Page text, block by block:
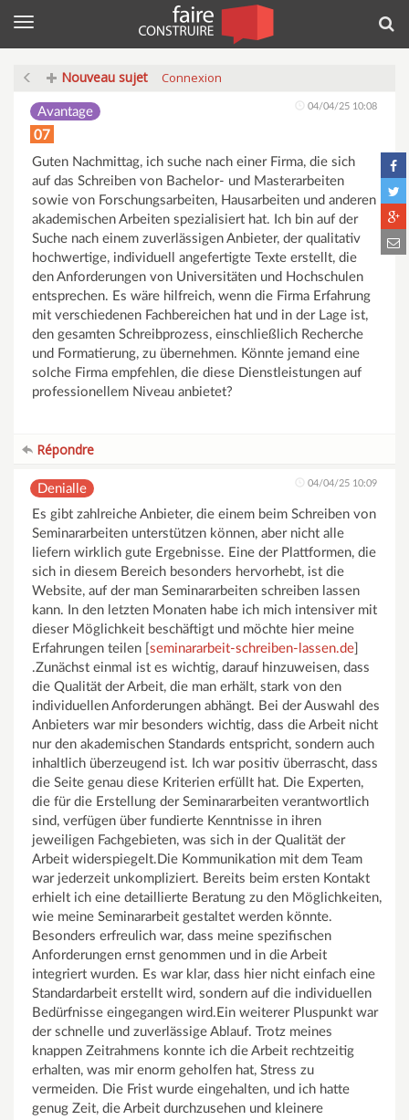
Menu
Nouveau sujet Connexion
Avantage 04/04/25 10:08
07
Guten Nachmittag, ich suche nach einer Firma, die sich
auf das Schreiben von Bachelor- und Masterarbeiten
sowie von Forschungsarbeiten, Hausarbeiten und anderen
akademischen Arbeiten spezialisiert hat. Ich bin auf der
Suche nach einem zuverlässigen Anbieter, der qualitativ
hochwertige, individuell angefertigte Texte erstellt, die
den Anforderungen von Universitäten und Hochschulen
entsprechen. Es wäre hilfreich, wenn die Firma Erfahrung
mit verschiedenen Fachbereichen hat und in der Lage ist,
den gesamten Schreibprozess, einschließlich Recherche
und Formatierung, zu übernehmen. Könnte jemand eine
solche Firma empfehlen, die diese Dienstleistungen auf
professionellem Niveau anbietet?
Répondre
Denialle 04/04/25 10:09
Es gibt zahlreiche Anbieter, die einem beim Schreiben von
Seminararbeiten unterstützen können, aber nicht alle
liefern wirklich gute Ergebnisse. Eine der Plattformen, die
sich in diesem Bereich besonders hervorhebt, ist die
Website, auf der man Seminararbeiten schreiben lassen
kann. In den letzten Monaten habe ich mich intensiver mit
dieser Möglichkeit beschäftigt und möchte hier meine
Erfahrungen teilen [ seminararbeit-schreiben-lassen.de
.Zunächst einmal ist es wichtig, darauf hinzuweisen, dass
die Qualität der Arbeit, die man erhält, stark von den
individuellen Anforderungen abhängt. Bei der Auswahl des
Anbieters war mir besonders wichtig, dass die Arbeit nicht
nur den akademischen Standards entspricht, sondern auch
inhaltlich überzeugend ist. Ich war positiv überrascht, dass
die Seite genau diese Kriterien erfüllt hat. Die Experten,
die für die Erstellung der Seminararbeiten verantwortlich
sind, verfügen über fundierte Kenntnisse in ihren
jeweiligen Fachgebieten, was sich in der Qualität der
Arbeit widerspiegelt.Die Kommunikation mit dem Team
war jederzeit unkompliziert. Bereits beim ersten Kontakt
erhielt ich eine detaillierte Beratung zu den Möglichkeiten,
wie meine Seminararbeit gestaltet werden könnte.
Besonders erfreulich war, dass meine spezifischen
Anforderungen ernst genommen und in die Arbeit
integriert wurden. Es war klar, dass hier nicht einfach eine
Standardarbeit erstellt wird, sondern auf die individuellen
Bedürfnisse eingegangen wird.Ein weiterer Pluspunkt war
der schnelle und zuverlässige Ablauf. Trotz meines
knappen Zeitrahmens konnte ich die Arbeit rechtzeitig
erhalten, was mir enorm geholfen hat, Stress zu
vermeiden. Die Frist wurde eingehalten, und ich hatte
genug Zeit, die Arbeit durchzusehen und kleinere